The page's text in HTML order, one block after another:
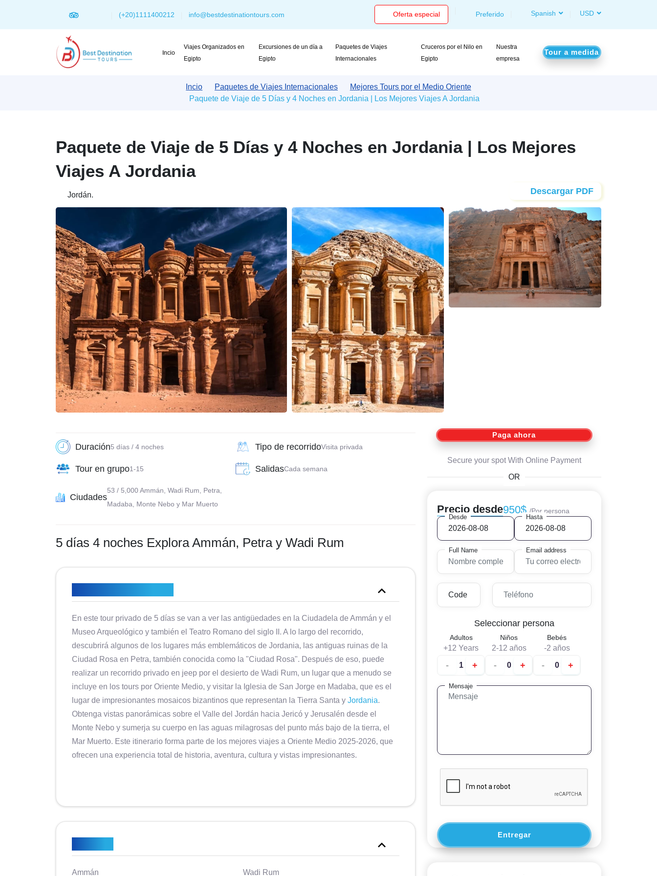
(+20)1111400212 info@bestdestinationtours.com Oferta especial Preferido Spanish USD
Incio
Viajes Organizados en
Egipto
Excursiones de un día a
Egipto
Paquetes de Viajes
Internacionales
Cruceros por el Nilo en
Egipto
Nuestra
empresa
Tour a medida
Incio Paquetes de Viajes Internacionales
Mejores Tours por el Medio Oriente
Paquete de Viaje de 5 Días y 4 Noches en Jordania | Los Mejores Viajes A Jordania
Paquete de Viaje de 5 Días y 4 Noches en Jordania | Los Mejores
Viajes A Jordania
Jordán. Descargar PDF
Duración5 días / 4 noches Tipo de recorridoVisita privada
Tour en grupo1-15 SalidasCada semana
Ciudades
53 / 5,000 Ammán, Wadi Rum, Petra,
Madaba, Monte Nebo y Mar Muerto
5 días 4 noches Explora Ammán, Petra y Wadi Rum
En este tour privado de 5 días se van a ver las antigüedades en la Ciudadela de Ammán y el
Museo Arqueológico y también el Teatro Romano del siglo II. A lo largo del recorrido,
descubrirá algunos de los lugares más emblemáticos de Jordania, las antiguas ruinas de la
Ciudad Rosa en Petra, también conocida como la "Ciudad Rosa". Después de eso, puede
realizar un recorrido privado en jeep por el desierto de Wadi Rum, un lugar que a menudo se
incluye en los tours por Oriente Medio, y visitar la Iglesia de San Jorge en Madaba, que es el
lugar de impresionantes mosaicos bizantinos que representan la Tierra Santa y Jordania.
Obtenga vistas panorámicas sobre el Valle del Jordán hacia Jericó y Jerusalén desde el
Monte Nebo y sumerja su cuerpo en las aguas milagrosas del punto más bajo de la tierra, el
Mar Muerto. Este itinerario forma parte de los mejores viajes a Oriente Medio 2025-2026, que
ofrecen una experiencia total de historia, aventura, cultura y vistas impresionantes.
Ammán Wadi Rum
Paga ahora
Secure your spot With Online Payment
OR
Precio desde950$ /Por persona
Desde Hasta
Full Name Email address
Seleccionar persona
Adultos
+12 Years
- +
Niños
2-12 años
- +
Bebés
-2 años
- +
Mensaje
Entregar